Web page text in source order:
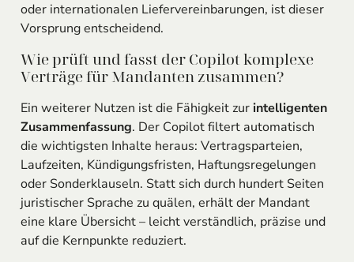
oder internationalen Liefervereinbarungen, ist dieser
Vorsprung entscheidend.
Wie prüft und fasst der Copilot komplexe
Verträge für Mandanten zusammen?
Ein weiterer Nutzen ist die Fähigkeit zur intelligenten
Zusammenfassung. Der Copilot filtert automatisch
die wichtigsten Inhalte heraus: Vertragsparteien,
Laufzeiten, Kündigungsfristen, Haftungsregelungen
oder Sonderklauseln. Statt sich durch hundert Seiten
juristischer Sprache zu quälen, erhält der Mandant
eine klare Übersicht – leicht verständlich, präzise und
auf die Kernpunkte reduziert.